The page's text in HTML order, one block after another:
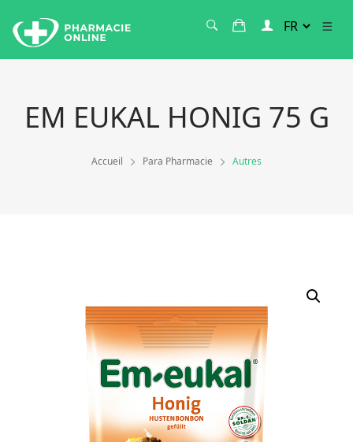
EM EUKAL HONIG 75 G
Accueil Para Pharmacie Autres